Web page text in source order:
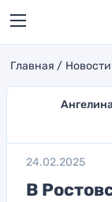
Главная
24.02.2025
В